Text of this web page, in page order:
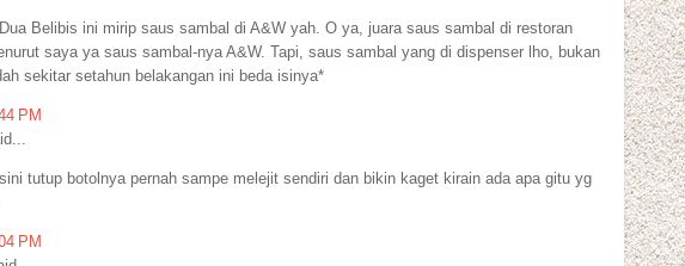
Belibis ini mirip saus sambal di A&W yah. O ya, juara saus sambal di restoran
saya ya saus sambal-nya A&W. Tapi, saus sambal yang di dispenser lho, bukan
sekitar setahun belakangan ini beda isinya*
PM
tutup botolnya pernah sampe melejit sendiri dan bikin kaget kirain ada apa gitu yg
PM